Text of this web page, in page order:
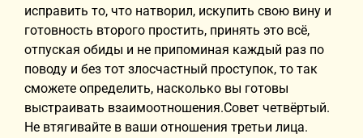
исправить то, что натворил, искупить свою вину и
готовность второго простить, принять это всё,
отпуская обиды и не припоминая каждый раз по
поводу и без тот злосчастный проступок, то так
сможете определить, насколько вы готовы
выстраивать взаимоотношения.Совет четвёртый.
Не втягивайте в ваши отношения третьи лица.